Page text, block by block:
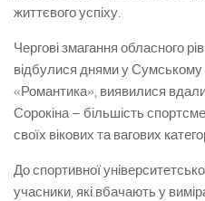
життєвого успіху.
Чергові змагання обласного
відбулися днями у Сумському
«Романтика», виявилися
Сорокіна – більшість
своїх вікових та вагових
До спортивної
учасники, які вбачають у